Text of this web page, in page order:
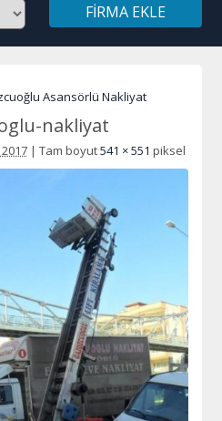
FIRMA EKLE
Asansörlü Nakliyat
nakliyat
| Tam boyut541 × 551 piksel